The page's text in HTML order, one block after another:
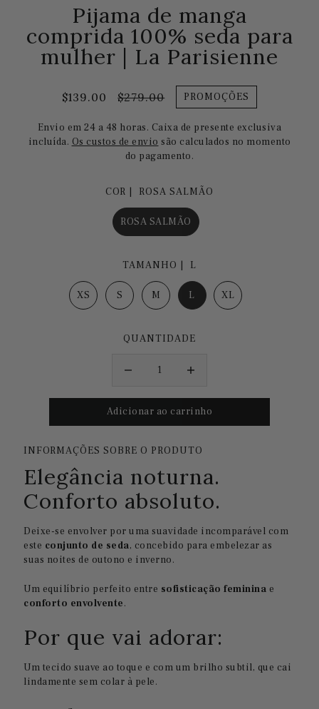
Pijama de manga
comprida 100% seda para
mulher | La Parisienne
$139.00 $279.00 PROMOÇÕES
Envio em 24 a 48 horas. Caixa de presente exclusiva
incluída. Os custos de envio são calculados no momento
do pagamento.
COR | ROSA SALMÃO
ROSA SALMÃO
TAMANHO | L
XS S M L XL
QUANTIDADE
INFORMAÇÕES SOBRE O PRODUTO
Elegância noturna.
Conforto absoluto.
Deixe-se envolver por uma suavidade incomparável com
este conjunto de seda, concebido para embelezar as
suas noites de outono e inverno.
Um equilíbrio perfeito entre sofisticação feminina e
conforto envolvente.
Por que vai adorar:
Um tecido suave ao toque e com um brilho subtil, que cai
lindamente sem colar à pele.